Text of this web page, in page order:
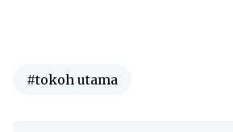
#tokoh utama